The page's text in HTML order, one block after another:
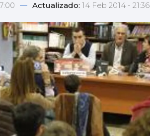
— Actualizado: 14 Feb 2014 - 21:36